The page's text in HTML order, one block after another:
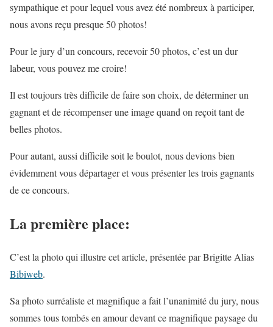
sympathique et pour lequel vous avez été nombreux à participer,
nous avons reçu presque 50 photos!
Pour le jury d’un concours, recevoir 50 photos, c’est un dur
labeur, vous pouvez me croire!
Il est toujours très difficile de faire son choix, de déterminer un
gagnant et de récompenser une image quand on reçoit tant de
belles photos.
Pour autant, aussi difficile soit le boulot, nous devions bien
évidemment vous départager et vous présenter les trois gagnants
de ce concours.
La première place:
C’est la photo qui illustre cet article, présentée par Brigitte Alias
Bibiweb.
Sa photo surréaliste et magnifique a fait l’unanimité du jury, nous
sommes tous tombés en amour devant ce magnifique paysage du